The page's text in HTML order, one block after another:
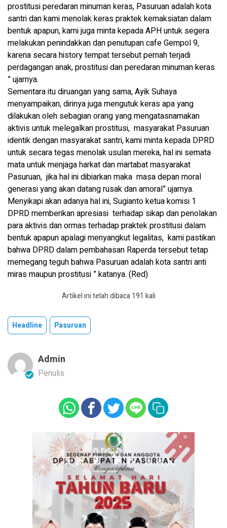
prostitusi peredaran minuman keras, Pasuruan adalah kota
santri dan kami menolak keras praktek kemaksiatan dalam
bentuk apapun, kami juga minta kepada APH untuk segera
melakukan penindakkan dan penutupan cafe Gempol 9,
karena secara history tempat tersebut pernah terjadi
perdagangan anak, prostitusi dan peredaran minuman keras
” ujarnya.
Sementara itu diruangan yang sama, Ayik Suhaya
menyampaikan, dirinya juga mengutuk keras apa yang
dilakukan oleh sebagian orang yang mengatasnamakan
aktivis untuk melegalkan prostitusi, masyarakat Pasuruan
identik dengan masyarakat santri, kami minta kepada DPRD
untuk secara tegas menolak usulan mereka, hal ini semata
mata untuk menjaga harkat dan martabat masyarakat
Pasuruan, jika hal ini dibiarkan maka masa depan moral
generasi yang akan datang rusak dan amoral” ujarnya.
Menyikapi akan adanya hal ini, Sugianto ketua komisi 1
DPRD memberikan apresiasi terhadap sikap dan penolakan
para aktivis dan ormas terhadap praktek prostitusi dalam
bentuk apapun apalagi menyangkut legalitas, kami pastikan
bahwa DPRD dalam pembahasan Raperda tersebut tetap
memegang teguh bahwa Pasuruan adalah kota santri anti
miras maupun prostitusi ” katanya. (Red)
Artikel ini telah dibaca 191 kali
Headline Pasuruan
Admin
Penulis